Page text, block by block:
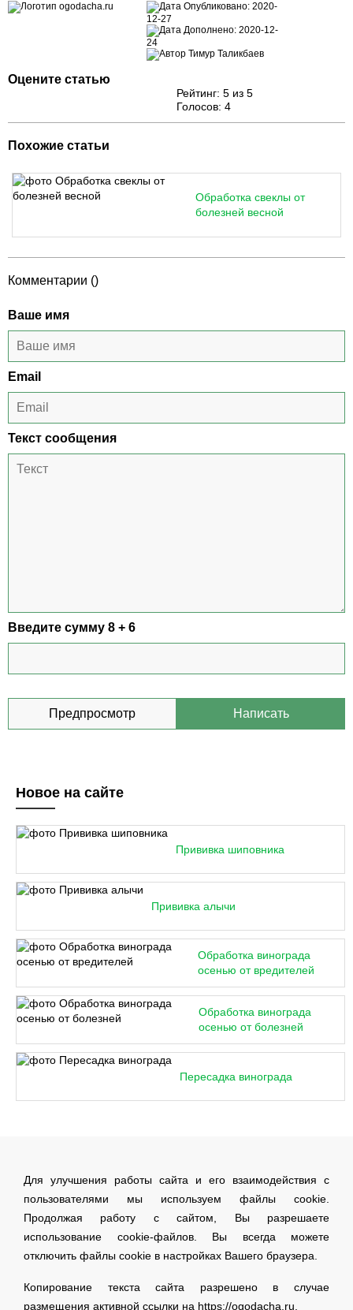
Опубликовано: 2020-
12-27
Дополнено: 2020-12-
24
Тимур Таликбаев
Оцените статью
Рейтинг: 5 из 5
Голосов: 4
Похожие статьи
Обработка свеклы от
болезней весной
Комментарии ()
Ваше имя
Email
Текст сообщения
Введите сумму 8 + 6
Новое на сайте
Прививка шиповника
Прививка алычи
Обработка винограда
осенью от вредителей
Обработка винограда
осенью от болезней
Пересадка винограда
Для улучшения работы сайта и его взаимодействия с
пользователями мы используем файлы cookie.
Продолжая работу с сайтом, Вы разрешаете
использование cookie-файлов. Вы всегда можете
отключить файлы cookie в настройках Вашего браузера.
Копирование текста сайта разрешено в случае
размещения активной ссылки на https://ogodacha.ru.